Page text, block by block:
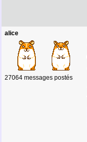
alice
27064 messages postés